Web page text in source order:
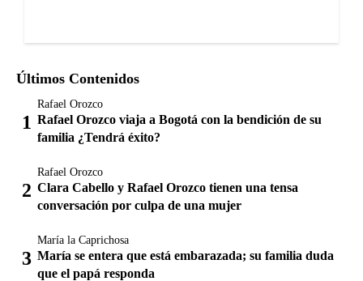
Últimos Contenidos
Rafael Orozco
Rafael Orozco viaja a Bogotá con la bendición de su
familia ¿Tendrá éxito?
Rafael Orozco
Clara Cabello y Rafael Orozco tienen una tensa
conversación por culpa de una mujer
María la Caprichosa
María se entera que está embarazada; su familia duda
que el papá responda